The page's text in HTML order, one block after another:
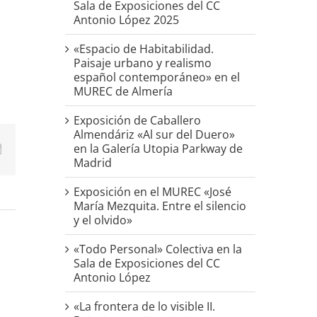
Correo
Sala de Exposiciones del CC
Antonio López 2025
«Espacio de Habitabilidad.
Paisaje urbano y realismo
español contemporáneo» en el
MUREC de Almería
Exposición de Caballero
Almendáriz «Al sur del Duero»
en la Galería Utopia Parkway de
Madrid
Exposición en el MUREC «José
María Mezquita. Entre el silencio
y el olvido»
«Todo Personal» Colectiva en la
Sala de Exposiciones del CC
Antonio López
«La frontera de lo visible II.